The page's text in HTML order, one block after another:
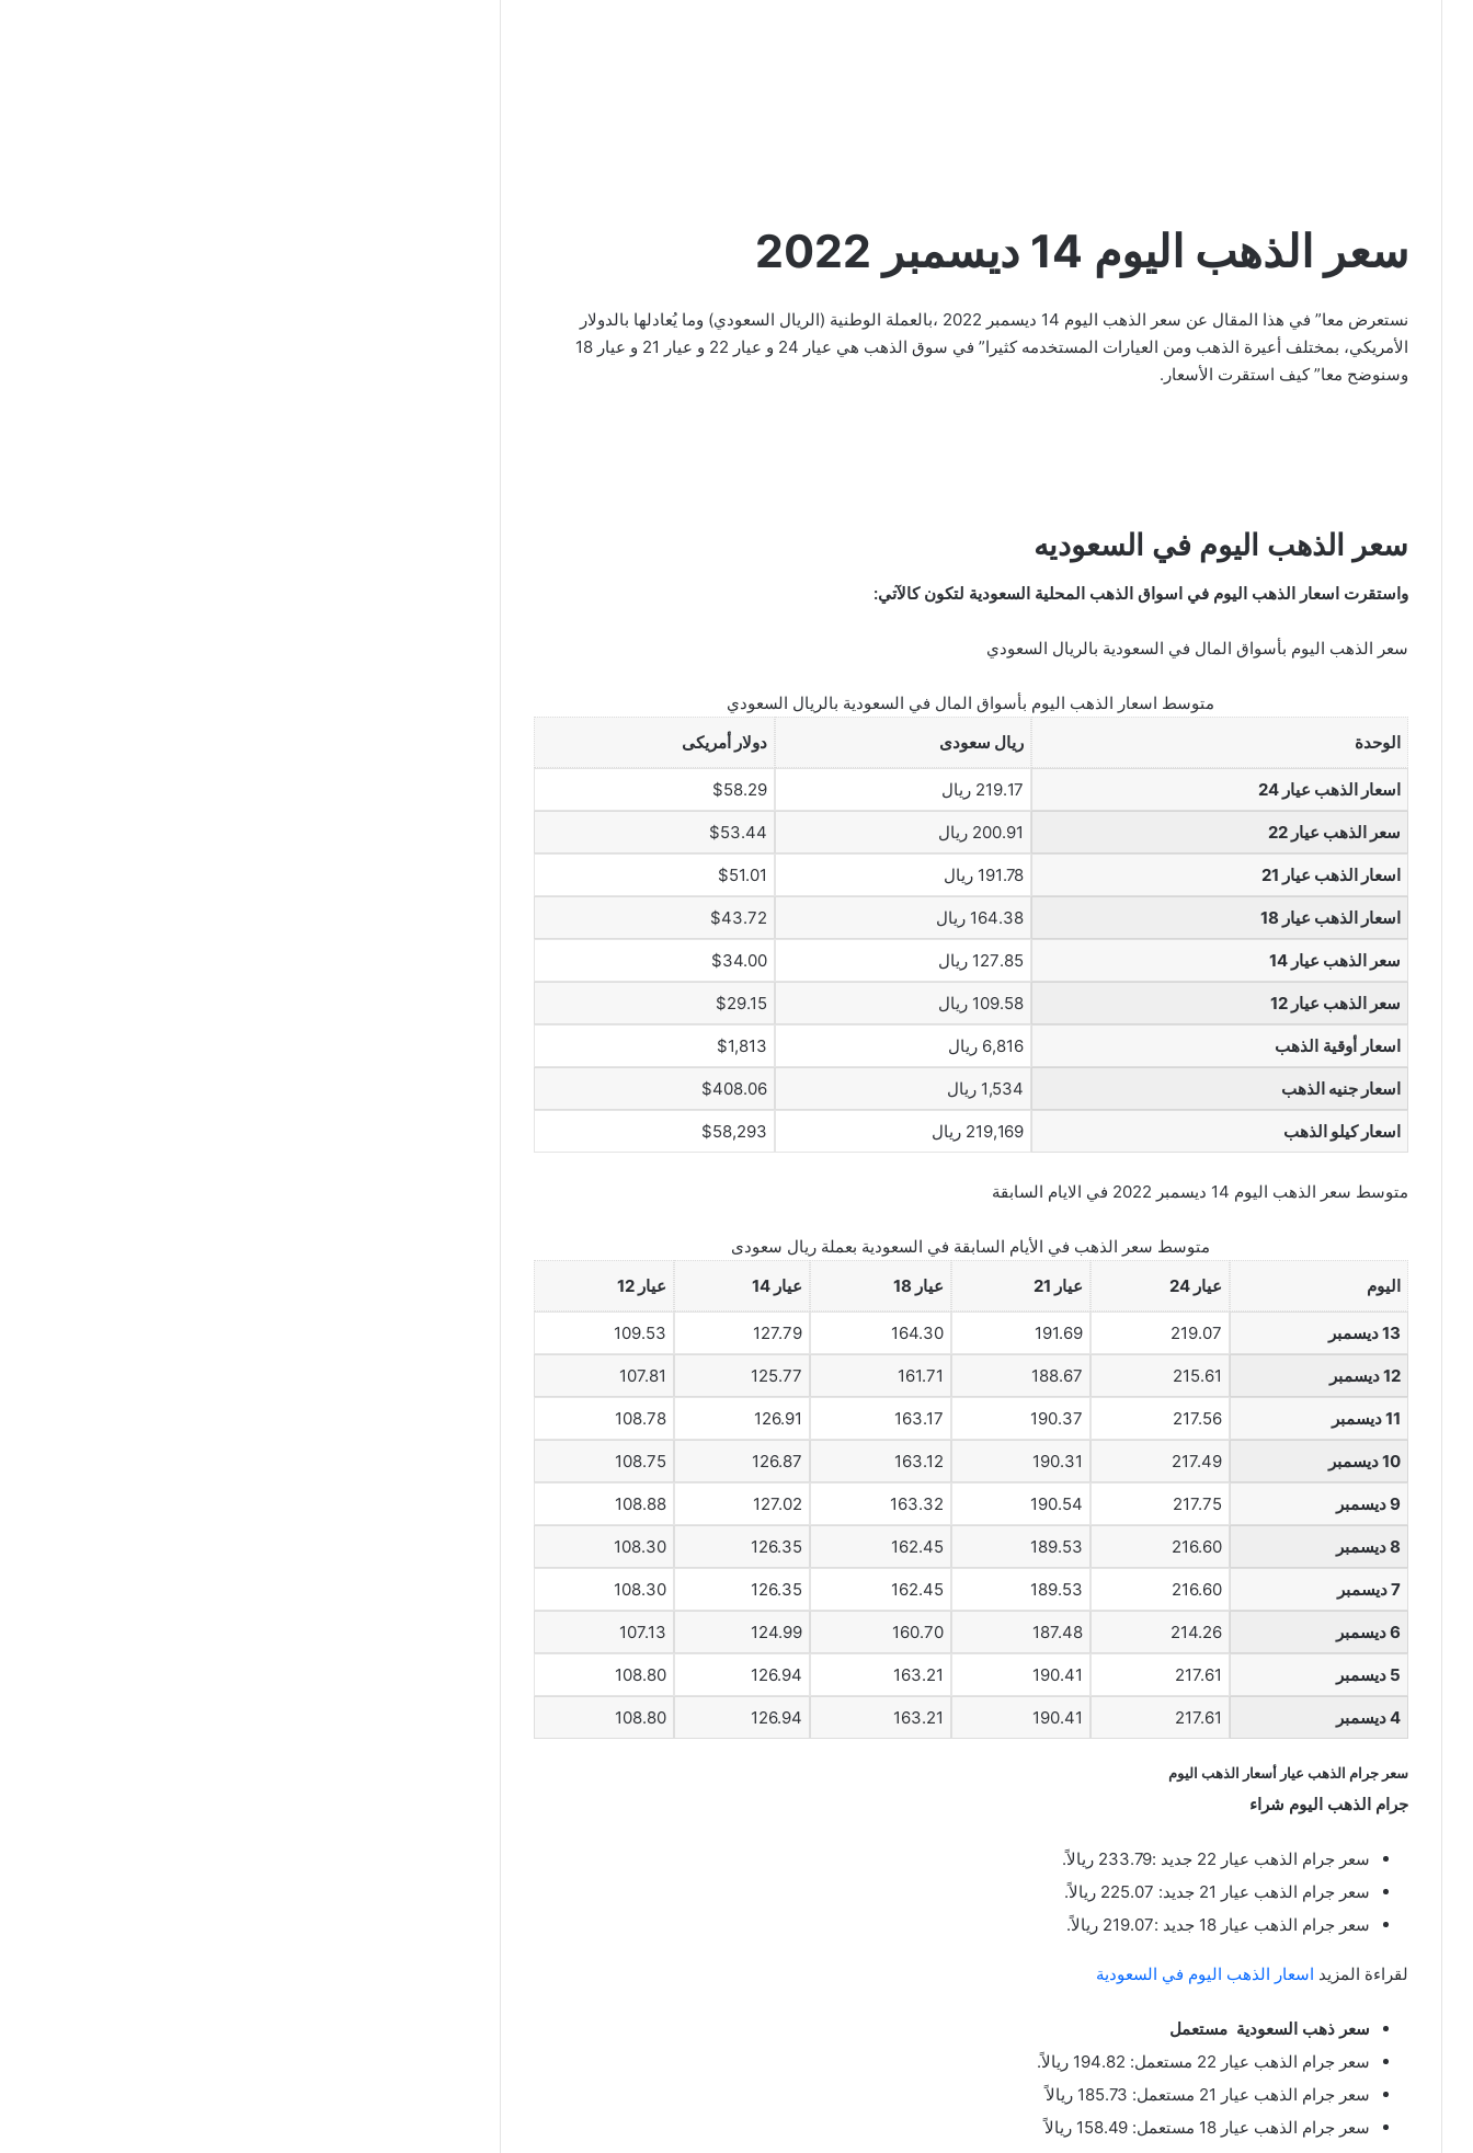
سعر الذهب اليوم 14 ديسمبر 2022
نستعرض معا” في هذا المقال عن سعر الذهب اليوم 14 ديسمبر 2022 ،بالعملة الوطنية (الريال السعودي) وما يُعادلها بالدولار
الأمريكي، بمختلف أعيرة الذهب ومن العيارات المستخدمه كثيرا” في سوق الذهب هي عيار 24 و عيار 22 و عيار 21 و عيار 18
وسنوضح معا” كيف استقرت الأسعار.
سعر الذهب اليوم في السعوديه
واستقرت اسعار الذهب اليوم في اسواق الذهب المحلية السعودية لتكون كالآتي:
سعر الذهب اليوم بأسواق المال في السعودية بالريال السعودي
متوسط اسعار الذهب اليوم بأسواق المال في السعودية بالريال السعودي
الوحدة
ريال سعودى دولار أمريكى
اسعار الذهب عيار 24 219.17 ريال $58.29
سعر الذهب عيار 22 200.91 ريال $53.44
اسعار الذهب عيار 21 191.78 ريال $51.01
اسعار الذهب عيار 18 164.38 ريال $43.72
سعر الذهب عيار 14 127.85 ريال $34.00
سعر الذهب عيار 12 109.58 ريال $29.15
اسعار أوقية الذهب 6,816 ريال $1,813
اسعار جنيه الذهب 1,534 ريال $408.06
اسعار كيلو الذهب 219,169 ريال $58,293
متوسط سعر الذهب اليوم 14 ديسمبر 2022 في الايام السابقة
متوسط سعر الذهب في الأيام السابقة في السعودية بعملة ريال سعودى
اليوم
عيار 24 عيار 21 عيار 18 عيار 14 عيار 12
13 ديسمبر 219.07
191.69
164.30
127.79
109.53
12 ديسمبر 215.61
188.67
161.71
125.77
107.81
11 ديسمبر 217.56
190.37
163.17
126.91
108.78
10 ديسمبر 217.49
190.31
163.12
126.87
108.75
9 ديسمبر 217.75
190.54
163.32
127.02
108.88
8 ديسمبر 216.60
189.53
162.45
126.35
108.30
7 ديسمبر 216.60
189.53
162.45
126.35
108.30
6 ديسمبر 214.26
187.48
160.70
124.99
107.13
5 ديسمبر 217.61
190.41
163.21
126.94
108.80
4 ديسمبر 217.61
190.41
163.21
126.94
108.80
سعر جرام الذهب عيار أسعار الذهب اليوم
جرام الذهب اليوم شراء
سعر جرام الذهب عيار 22 جديد :233.79 ريالاً.
سعر جرام الذهب عيار 21 جديد: 225.07 ريالاً.
سعر جرام الذهب عيار 18 جديد :219.07 ريالاً.
لقراءة المزيد اسعار الذهب اليوم في السعودية
سعر ذهب السعودية مستعمل
سعر جرام الذهب عيار 22 مستعمل: 194.82 ريالاً.
سعر جرام الذهب عيار 21 مستعمل: 185.73 ريالاً
سعر جرام الذهب عيار 18 مستعمل: 158.49 ريالاً